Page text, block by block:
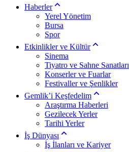
Haberler
Yerel Yönetim
Bursa
Spor
Etkinlikler ve Kültür
Sinema
Tiyatro ve Sahne Sanatları
Konserler ve Fuarlar
Festivaller ve Şenlikler
Gemlik’i Keşfedelim
Araştırma Haberleri
Gezilecek Yerler
Tarihi Yerler
İş Dünyası
İş İlanları ve Kariyer